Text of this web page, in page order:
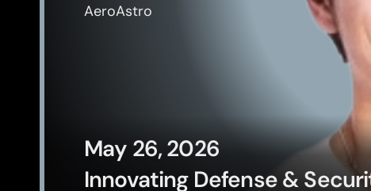
May 26, 2026
Innovating Defense &
AeroAstro